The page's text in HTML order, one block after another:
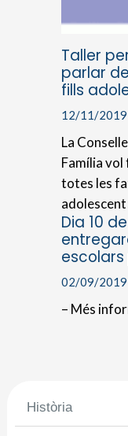
Història
Taller
parlar
fills
12/11/2019
La
Família
totes les
Dia 10
escolars
02/09/2019
– Més